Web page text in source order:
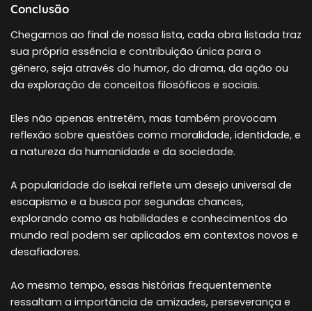
Conclusão
Chegamos ao final de nossa lista, cada obra listada traz
sua própria essência e contribuição única para o
gênero, seja através do humor, do drama, da ação ou
da exploração de conceitos filosóficos e sociais.
Eles não apenas entretêm, mas também provocam
reflexão sobre questões como moralidade, identidade, e
a natureza da humanidade e da sociedade.
A popularidade do isekai reflete um desejo universal de
escapismo e a busca por segundas chances,
explorando como as habilidades e conhecimentos do
mundo real podem ser aplicados em contextos novos e
desafiadores.
Ao mesmo tempo, essas histórias frequentemente
ressaltam a importância de amizades, perseverança e